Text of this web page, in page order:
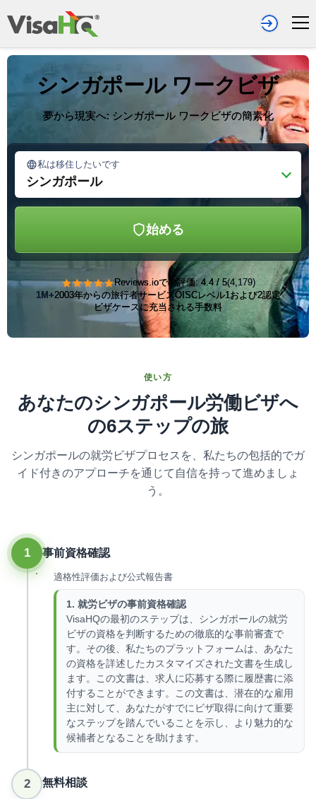
シンガポール ワークビザ
夢から現実へ: シンガポール ワークビザの簡素化
私は移住したいです
シンガポール
始める
★★★★★Reviews.ioでの評価: 4.4 / 5(4,179)
1M+2003年からの旅行者サービスOISCレベル1および2認定
ビザケースに充当される手数料
使い方
あなたのシンガポール労働ビザへ
の6ステップの旅
シンガポールの就労ビザプロセスを、私たちの包括的でガ
イド付きのアプローチを通じて自信を持って進めましょ
う。
1 事前資格確認
適格性評価および公式報告書
1. 就労ビザの事前資格確認
VisaHQの最初のステップは、シンガポールの就労
ビザの資格を判断するための徹底的な事前審査で
す。その後、私たちのプラットフォームは、あなた
の資格を詳述したカスタマイズされた文書を生成し
ます。この文書は、求人に応募する際に履歴書に添
付することができます。この文書は、潜在的な雇用
主に対して、あなたがすでにビザ取得に向けて重要
なステップを踏んでいることを示し、より魅力的な
候補者となることを助けます。
2 無料相談